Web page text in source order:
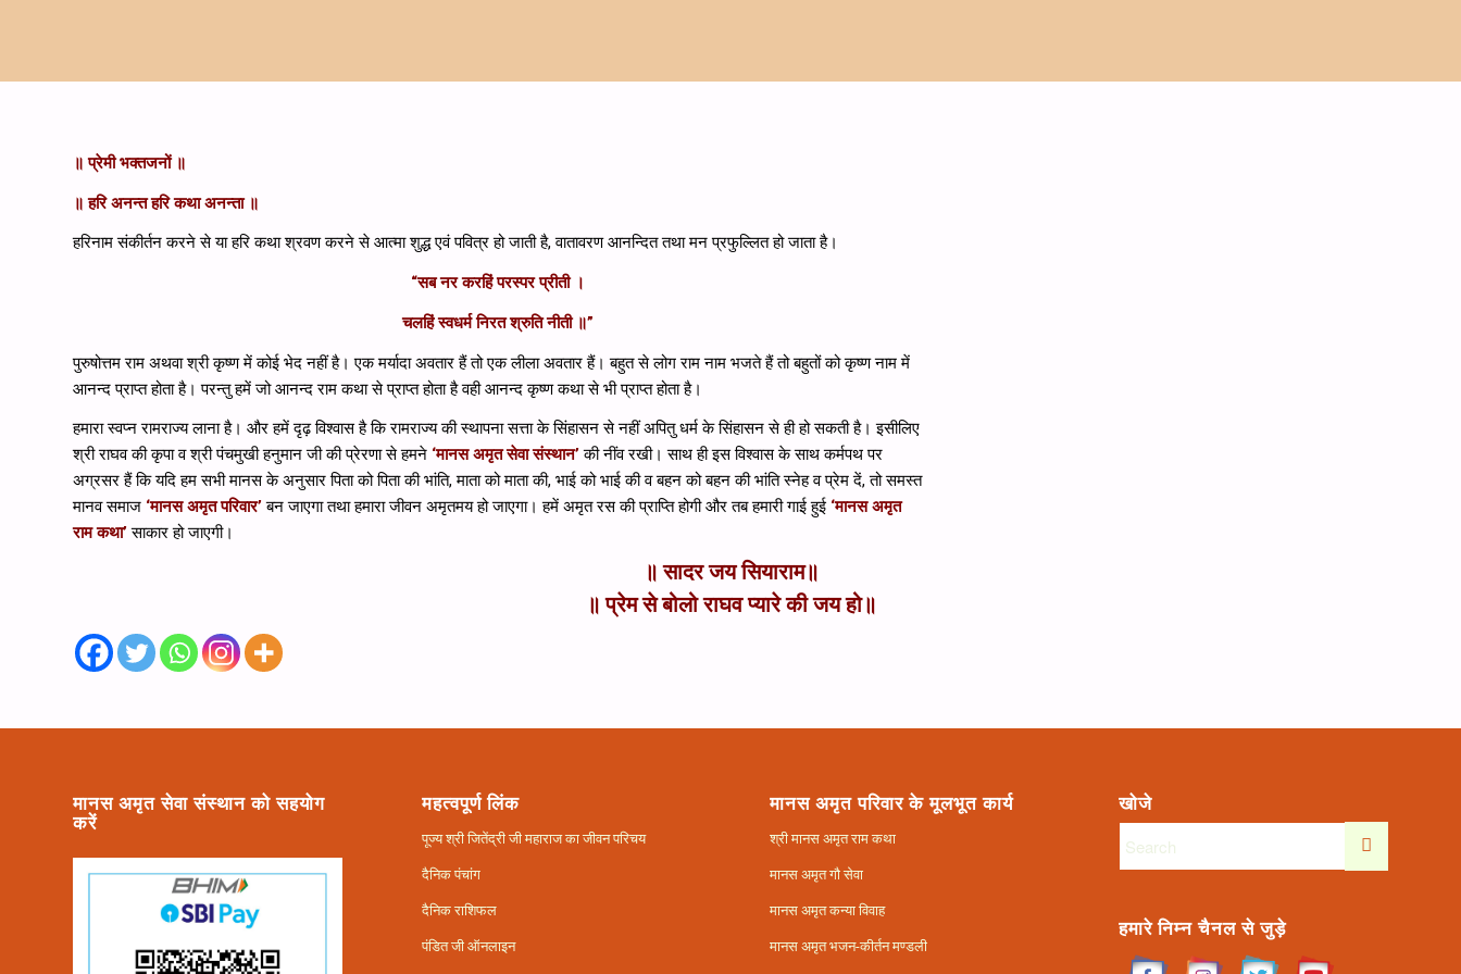
॥ प्रेमी भक्तजनों ॥
॥ हरि अनन्त हरि कथा अनन्ता ॥
हरिनाम संकीर्तन करने से या हरि कथा श्रवण करने से आत्मा शुद्ध एवं पवित्र हो जाती है, वातावरण आनन्दित तथा मन प्रफुल्लित हो जाता है।
“सब नर करहिं परस्पर प्रीती ।
चलहिं स्वधर्म निरत श्रुति नीती ॥”
पुरुषोत्तम राम अथवा श्री कृष्ण में कोई भेद नहीं है। एक मर्यादा अवतार हैं तो एक लीला अवतार हैं। बहुत से लोग राम नाम भजते हैं तो बहुतों को कृष्ण नाम में
आनन्द प्राप्त होता है। परन्तु हमें जो आनन्द राम कथा से प्राप्त होता है वही आनन्द कृष्ण कथा से भी प्राप्त होता है।
हमारा स्वप्‍न रामराज्य लाना है। और हमें दृढ़ विश्वास है कि रामराज्य की स्थापना सत्ता के सिंहासन से नहीं अपितु धर्म के सिंहासन से ही हो सकती है। इसीलिए
श्री राघव की कृपा व श्री पंचमुखी हनुमान जी की प्रेरणा से हमने ‘मानस अमृत सेवा संस्थान’की नींव रखी। साथ ही इस विश्‍वास के साथ कर्मपथ पर
अग्रसर हैं कि यदि हम सभी मानस के अनुसार पिता को पिता की भांति, माता को माता की, भाई को भाई की व बहन को बहन की भांति स्‍नेह व प्रेम दें, तो समस्त
मानव समाज ‘मानस अमृत परिवार’बन जाएगा तथा हमारा जीवन अमृतमय हो जाएगा। हमें अमृत रस की प्राप्ति होगी और तब हमारी गाई हुई ‘मानस अमृत
राम कथा’साकार हो जाएगी।
॥ सादर जय सियाराम॥
॥ प्रेम से बोलो राघव प्यारे की जय हो॥
मानस अमृत सेवा संस्थान को सहयोग
करें
महत्वपूर्ण लिंक
पूज्य श्री जितेंद्री जी महाराज का जीवन परिचय
दैनिक पंचांग
दैनिक राशिफल
पंडित जी ऑनलाइन
मानस अमृत परिवार के मूलभूत कार्य
श्री मानस अमृत राम कथा
मानस अमृत गौ सेवा
मानस अमृत कन्या विवाह
मानस अमृत भजन-कीर्तन मण्डली
खोजे
हमारे निम्न चैनल से जुड़े